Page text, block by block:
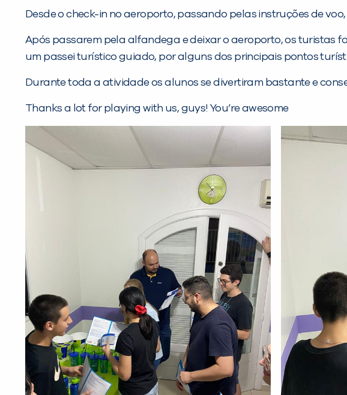
Desde o check-in no aeroporto, passando pelas instruções de
Após passarem pela alfandega e deixar o aeroporto, os turistas
um passei turístico guiado, por alguns dos principais pontos
Durante toda a atividade os alunos se divertiram bastante e
Thanks a lot for playing with us, guys! You’re awesome